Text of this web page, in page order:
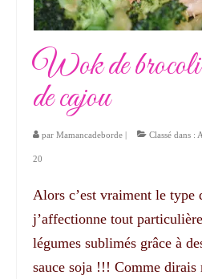
Wok de brocoli
de cajou
par Mamancadeborde | Classé dans :
20
Alors c’est vraiment le type
j’affectionne tout
légumes sublimés grâce à
sauce soja !!! Comme